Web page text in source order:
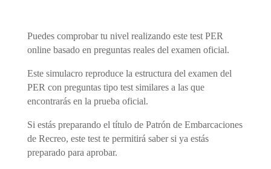
Puedes comprobar tu nivel realizando este test PER
online basado en preguntas reales del examen oficial.
Este simulacro reproduce la estructura del examen del
PER con preguntas tipo test similares a las que
encontrarás en la prueba oficial.
Si estás preparando el título de Patrón de Embarcaciones
de Recreo, este test te permitirá saber si ya estás
preparado para aprobar.